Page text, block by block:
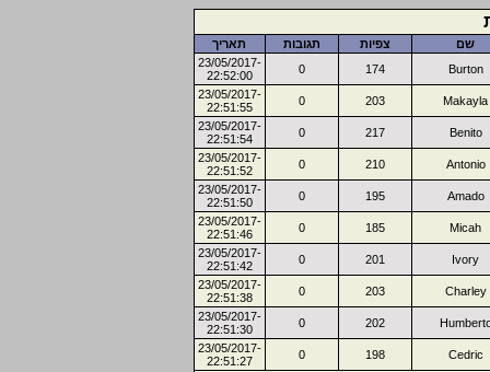
שם צפיות תגובות
תאריך
Burton
174
0
23/05/2017-
22:52:00
Makayla
203
0
23/05/2017-
22:51:55
Benito
217
0
23/05/2017-
22:51:54
Antonio
210
0
23/05/2017-
22:51:52
Amado
195
0
23/05/2017-
22:51:50
Micah
185
0
23/05/2017-
22:51:46
Ivory
201
0
23/05/2017-
22:51:42
Charley
203
0
23/05/2017-
22:51:38
202
0
23/05/2017-
22:51:30
Cedric
198
0
23/05/2017-
22:51:27